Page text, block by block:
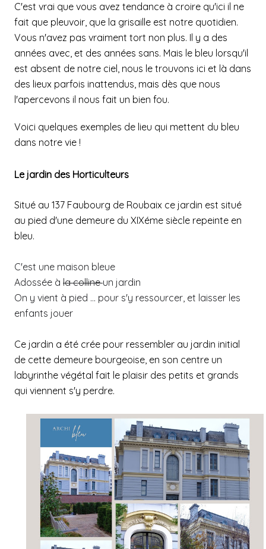
C'est vrai que vous avez tendance à croire qu'ici il ne
fait que pleuvoir, que la grisaille est notre quotidien.
Vous n'avez pas vraiment tort non plus. Il y a des
années avec, et des années sans. Mais le bleu lorsqu'il
est absent de notre ciel, nous le trouvons ici et là dans
des lieux parfois inattendus, mais dès que nous
l'apercevons il nous fait un bien fou.
Voici quelques exemples de lieu qui mettent du bleu
dans notre vie !
Le jardin des Horticulteurs
Situé au 137 Faubourg de Roubaix ce jardin est situé
au pied d'une demeure du XIXéme siècle repeinte en
bleu.
C'est une maison bleue
Adossée à la collineun jardin
On y vient à pied ... pour s'y ressourcer, et laisser les
enfants jouer
Ce jardin a été crée pour ressembler au jardin initial
de cette demeure bourgeoise, en son centre un
labyrinthe végétal fait le plaisir des petits et grands
qui viennent s'y perdre.